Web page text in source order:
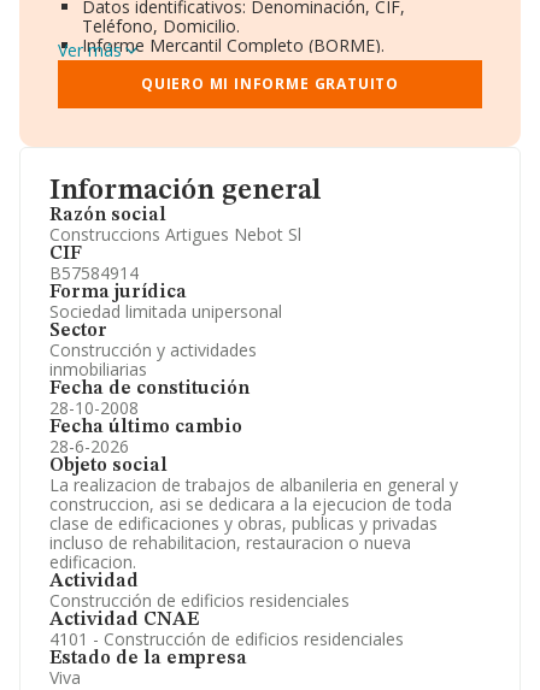
Información general
Razón social
Construccions Artigues Nebot Sl
CIF
B57584914
Forma jurídica
Sociedad limitada unipersonal
Sector
Construcción y actividades
inmobiliarias
Fecha de constitución
28-10-2008
Fecha último cambio
28-6-2026
Objeto social
La realizacion de trabajos de albanileria en general y
construccion, asi se dedicara a la ejecucion de toda
clase de edificaciones y obras, publicas y privadas
incluso de rehabilitacion, restauracion o nueva
edificacion.
Actividad
Construcción de edificios residenciales
Actividad CNAE
4101 - Construcción de edificios residenciales
Estado de la empresa
Viva
Datos identificativos: Denominación, CIF,
Teléfono, Domicilio.
Informe Mercantil Completo (BORME).
Gráficos de Evolución Ventas y Empleados.
Consejo de Administración y Administradores.
Directivos y Ejecutivos.
Información oficial y registral complementaria.
Ver más
QUIERO MI INFORME GRATUITO